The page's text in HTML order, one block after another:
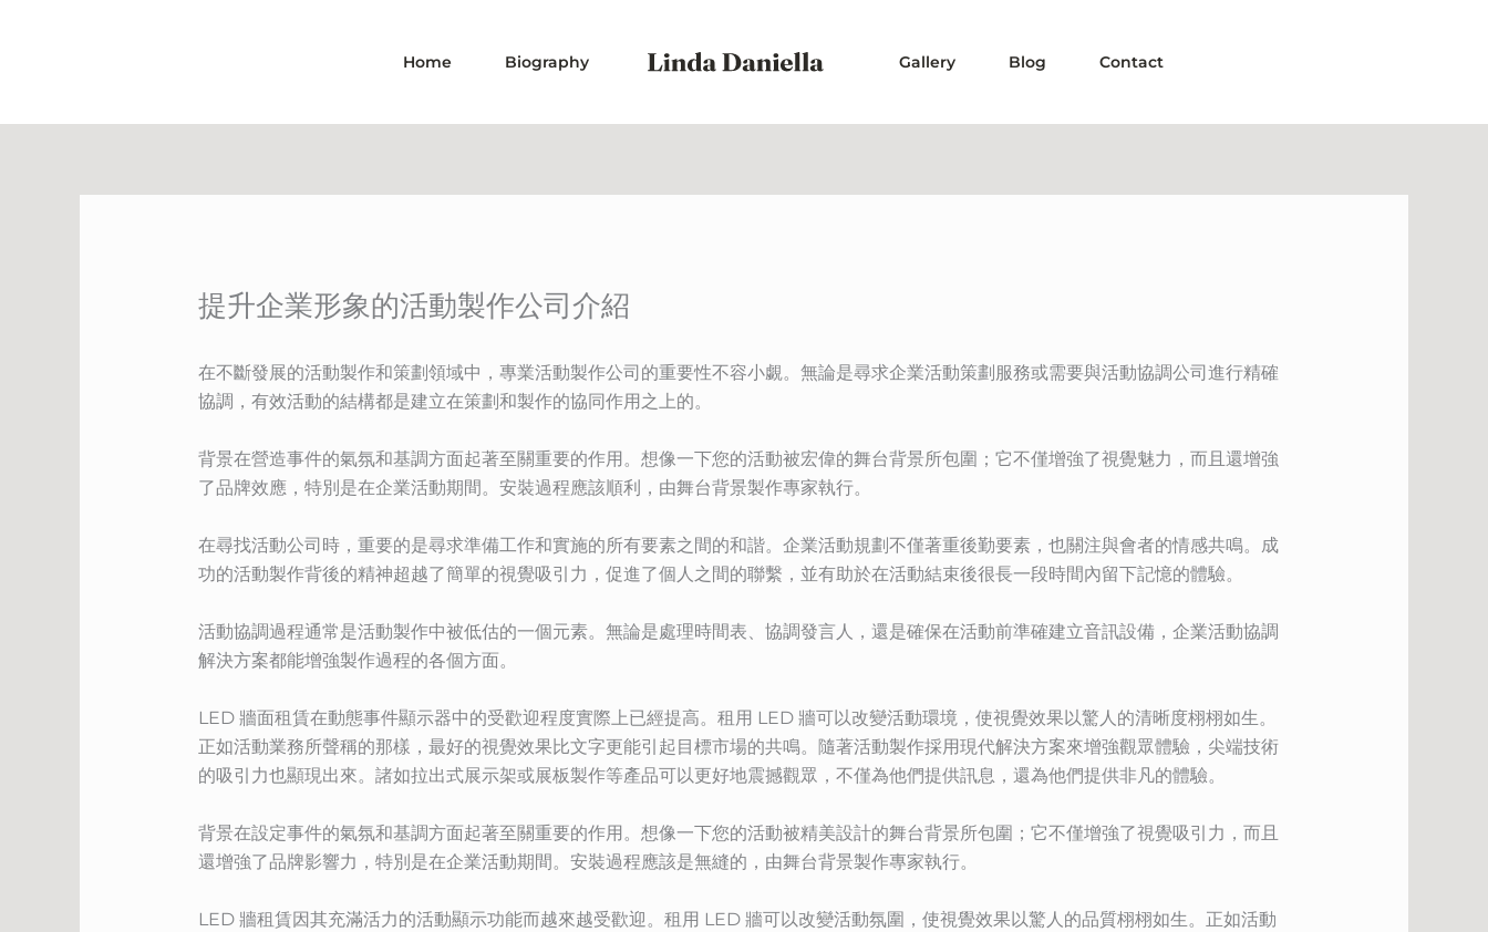
Home Biography Gallery Blog Contact
提升企業形象的活動製作公司介紹
在不斷發展的活動製作和策劃領域中，專業活動製作公司的重要性不容小覷。無論是尋求企業活動策劃服務或需要與活動協調公司進行精確
協調，有效活動的結構都是建立在策劃和製作的協同作用之上的。
背景在營造事件的氣氛和基調方面起著至關重要的作用。想像一下您的活動被宏偉的舞台背景所包圍；它不僅增強了視覺魅力，而且還增強
了品牌效應，特別是在企業活動期間。安裝過程應該順利，由舞台背景製作專家執行。
在尋找活動公司時，重要的是尋求準備工作和實施的所有要素之間的和諧。企業活動規劃不僅著重後勤要素，也關注與會者的情感共鳴。成
功的活動製作背後的精神超越了簡單的視覺吸引力，促進了個人之間的聯繫，並有助於在活動結束後很長一段時間內留下記憶的體驗。
活動協調過程通常是活動製作中被低估的一個元素。無論是處理時間表、協調發言人，還是確保在活動前準確建立音訊設備，企業活動協調
解決方案都能增強製作過程的各個方面。
LED 牆面租賃在動態事件顯示器中的受歡迎程度實際上已經提高。租用 LED 牆可以改變活動環境，使視覺效果以驚人的清晰度栩栩如生。
正如活動業務所聲稱的那樣，最好的視覺效果比文字更能引起目標市場的共鳴。隨著活動製作採用現代解決方案來增強觀眾體驗，尖端技術
的吸引力也顯現出來。諸如拉出式展示架或展板製作等產品可以更好地震撼觀眾，不僅為他們提供訊息，還為他們提供非凡的體驗。
背景在設定事件的氣氛和基調方面起著至關重要的作用。想像一下您的活動被精美設計的舞台背景所包圍；它不僅增強了視覺吸引力，而且
還增強了品牌影響力，特別是在企業活動期間。安裝過程應該是無縫的，由舞台背景製作專家執行。
LED 牆租賃因其充滿活力的活動顯示功能而越來越受歡迎。租用 LED 牆可以改變活動氛圍，使視覺效果以驚人的品質栩栩如生。正如活動